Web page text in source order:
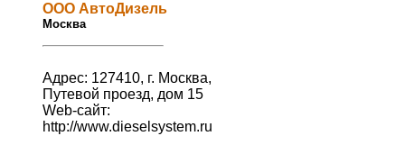
ООО АвтоДизель
Москва
Адрес: 127410, г. Москва,
Путевой проезд, дом 15
Web-сайт:
http://www.dieselsystem.ru